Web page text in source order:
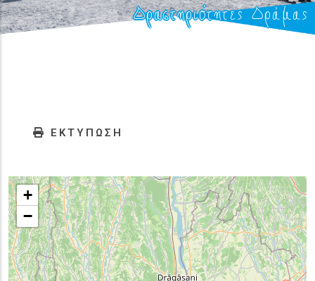
Δραστηριότητες Δράμας
ΕΚΤΥΠΩΣΗ
+
−